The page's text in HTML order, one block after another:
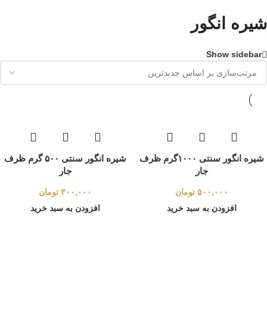
شیره انگور
Show sidebar
شیره انگور سنتی ۱۰۰۰گرم ظرف
جار
۵۰۰,۰۰۰ تومان
افزودن به سبد خرید
شیره انگور سنتی ۵۰۰ گرم ظرف
جار
۳۰۰,۰۰۰ تومان
افزودن به سبد خرید